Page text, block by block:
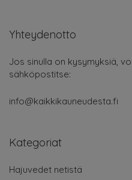
Yhteydenotto
Jos sinulla on kysymyksiä,
sähköpostitse:
info@kaikkikauneudesta.fi
Kategoriat
Hajuvedet netistä